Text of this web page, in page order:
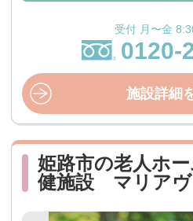
受付 月〜金
0120-
施設詳細
姫路市の老人ホ
健施設 マリアヴ